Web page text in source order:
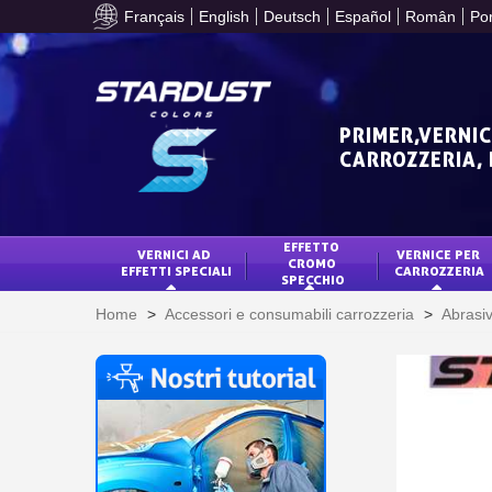
Français English Deutsch Español Român
VERNICI AD
EFFETTI SPECIALI
EFFETTO
CROMO
SPECCHIO
VERNICE PER
CARROZZERIA
Home > Accessori e consumabili carrozzeria >